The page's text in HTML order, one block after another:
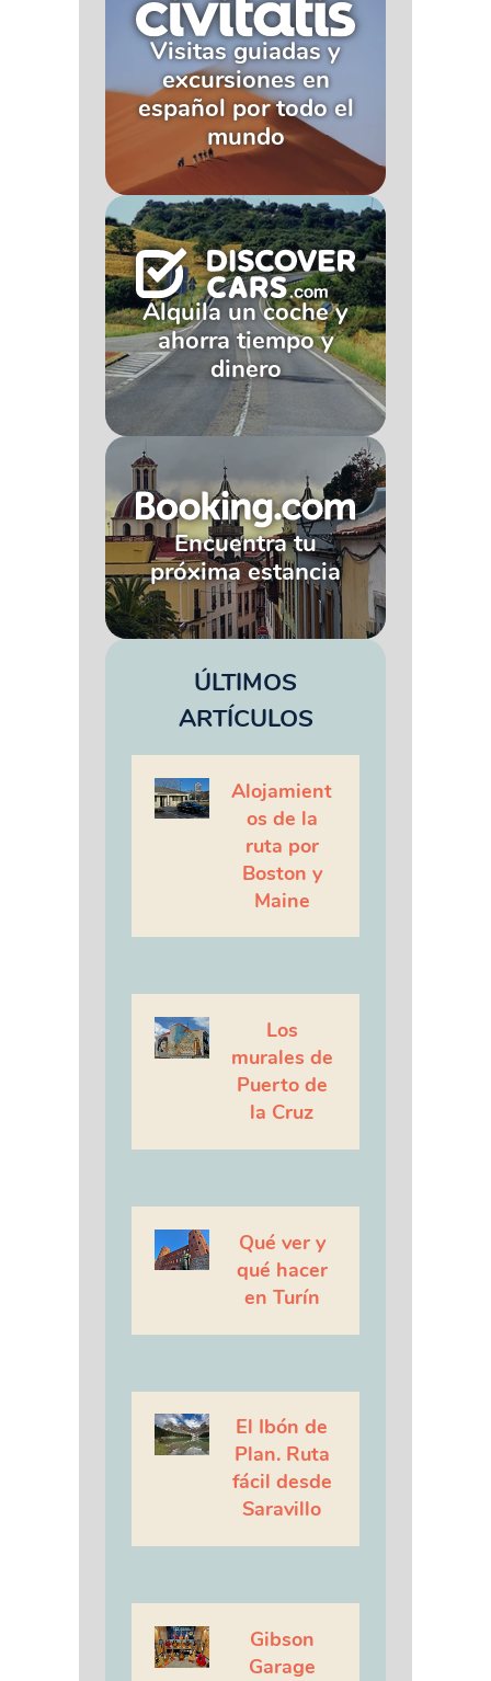
Visitas guiadas y
excursiones en
español por todo el
mundo
Alquila un coche y
ahorra tiempo y
dinero
Encuentra tu
próxima estancia
ÚLTIMOS
ARTÍCULOS
Alojamient
os de la
ruta por
Boston y
Maine
Los
murales de
Puerto de
la Cruz
Qué ver y
qué hacer
en Turín
El Ibón de
Plan. Ruta
fácil desde
Saravillo
Gibson
Garage